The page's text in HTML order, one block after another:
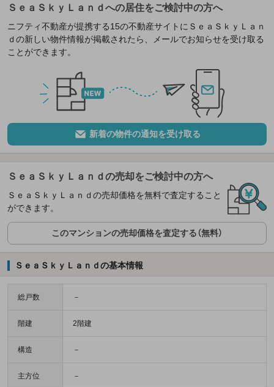
ＳｅａＳｋｙＬａｎｄへの居住をご検討中の方へ
ニフティ不動産が提携する15の不動産サイトにＳｅａＳｋｙＬａｎ
ｄの新しい物件情報が掲載されたら、メールでお知らせを受け取る
ことができます。
新着の物件の通知を受け取る
ＳｅａＳｋｙＬａｎｄの売却をご検討中の方へ
ＳｅａＳｋｙＬａｎｄの売却価格を無料で査定すること
ができます。
このマンションの売却価格を査定する（無料）
ＳｅａＳｋｙＬａｎｄの基本情報
総戸数 －
階建 2階建
構造 －
主方位 －